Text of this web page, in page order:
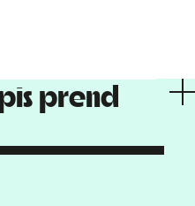
prend